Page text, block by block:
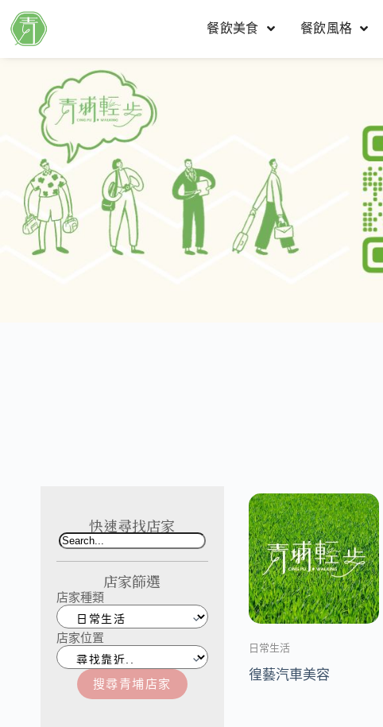
餐飲美食 餐飲風格
快速尋找店家
店家篩選
店家種類
店家位置
搜尋青埔店家
日常生活
徨藝汽車美容